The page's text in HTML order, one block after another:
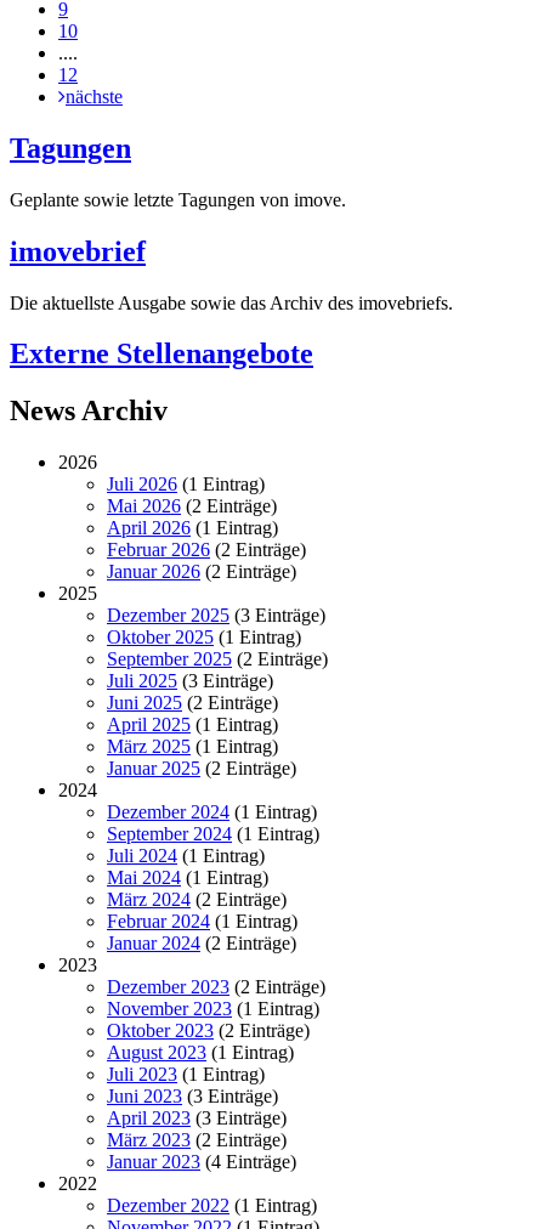
9
10
....
12
nächste
Tagungen
Geplante sowie letzte Tagungen von imove.
imovebrief
Die aktuellste Ausgabe sowie das Archiv des imovebriefs.
Externe Stellenangebote
News Archiv
2026
Juli 2026 (1 Eintrag)
Mai 2026 (2 Einträge)
April 2026 (1 Eintrag)
Februar 2026 (2 Einträge)
Januar 2026 (2 Einträge)
2025
Dezember 2025 (3 Einträge)
Oktober 2025 (1 Eintrag)
September 2025 (2 Einträge)
Juli 2025 (3 Einträge)
Juni 2025 (2 Einträge)
April 2025 (1 Eintrag)
März 2025 (1 Eintrag)
Januar 2025 (2 Einträge)
2024
Dezember 2024 (1 Eintrag)
September 2024 (1 Eintrag)
Juli 2024 (1 Eintrag)
Mai 2024 (1 Eintrag)
März 2024 (2 Einträge)
Februar 2024 (1 Eintrag)
Januar 2024 (2 Einträge)
2023
Dezember 2023 (2 Einträge)
November 2023 (1 Eintrag)
Oktober 2023 (2 Einträge)
August 2023 (1 Eintrag)
Juli 2023 (1 Eintrag)
Juni 2023 (3 Einträge)
April 2023 (3 Einträge)
März 2023 (2 Einträge)
Januar 2023 (4 Einträge)
2022
Dezember 2022 (1 Eintrag)